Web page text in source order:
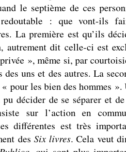
le septième de ces
: que vont-ils
La première est qu’ils
autrement dit celle-ci est
», même si, par
uns et des autres. La
pour les bien des hommes
décider de se séparer et
sur l’action en
différentes est très
des Six livres. Cela veut